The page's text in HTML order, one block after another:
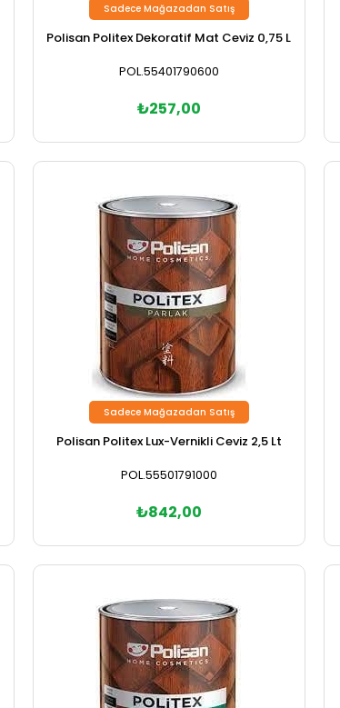
Polisan Politex Dekoratif Mat Ceviz 0,75 L
POL.55401790600
₺257,00
Sadece Mağazadan Satış
Polisan Politex Lux-Vernikli Ceviz 2,5 Lt
POL.55501791000
₺842,00
Sadece Mağazadan Satış